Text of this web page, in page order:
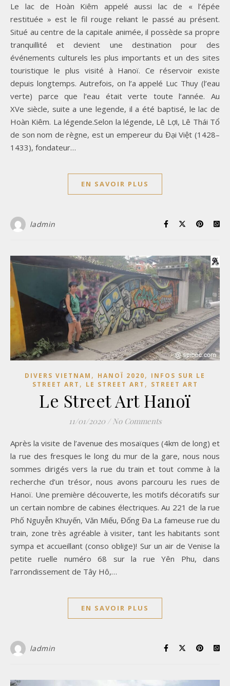
Le lac de Hoàn Kiêm appelé aussi lac de « l’épée
restituée » est le fil rouge reliant le passé au présent.
Situé au centre de la capitale animée, il possède sa propre
tranquillité et devient une destination pour des
événements culturels les plus importants et un des sites
touristique le plus visité à Hanoï. Ce réservoir existe
depuis longtemps. Autrefois, on l’a appelé Luc Thuy (l’eau
verte) parce que l’eau était verte toute l’année. Au
XVe siècle, suite a une legende, il a été baptisé, le lac de
Hoàn Kiêm. La légende.Selon la légende, Lê Lợi, Lê Thái Tổ
de son nom de règne, est un empereur du Đại Việt (1428–
1433), fondateur…
EN SAVOIR PLUS
ladmin
DIVERS VIETNAM , HANOÏ 2020, INFOS SUR LE
STREET ART , LE STREET ART , STREET ART
Le Street Art Hanoï
11/01/2020 / No Comments
Après la visite de l’avenue des mosaïques (4km de long) et
la rue des fresques le long du mur de la gare, nous nous
sommes dirigés vers la rue du train et tout comme à la
recherche d’un trésor, nous avons parcouru les rues de
Hanoï. Une première découverte, les motifs décoratifs sur
un certain nombre de cabines électriques. Au 221 de la rue
Phố Nguyễn Khuyến, Văn Miếu, Đống Đa La fameuse rue du
train, zone très agréable à visiter, tant les habitants sont
sympa et accueillant (conso oblige)! Sur un air de Venise la
petite ruelle numéro 68 sur la rue Yên Phu, dans
l’arrondissement de Tây Hô,…
EN SAVOIR PLUS
ladmin